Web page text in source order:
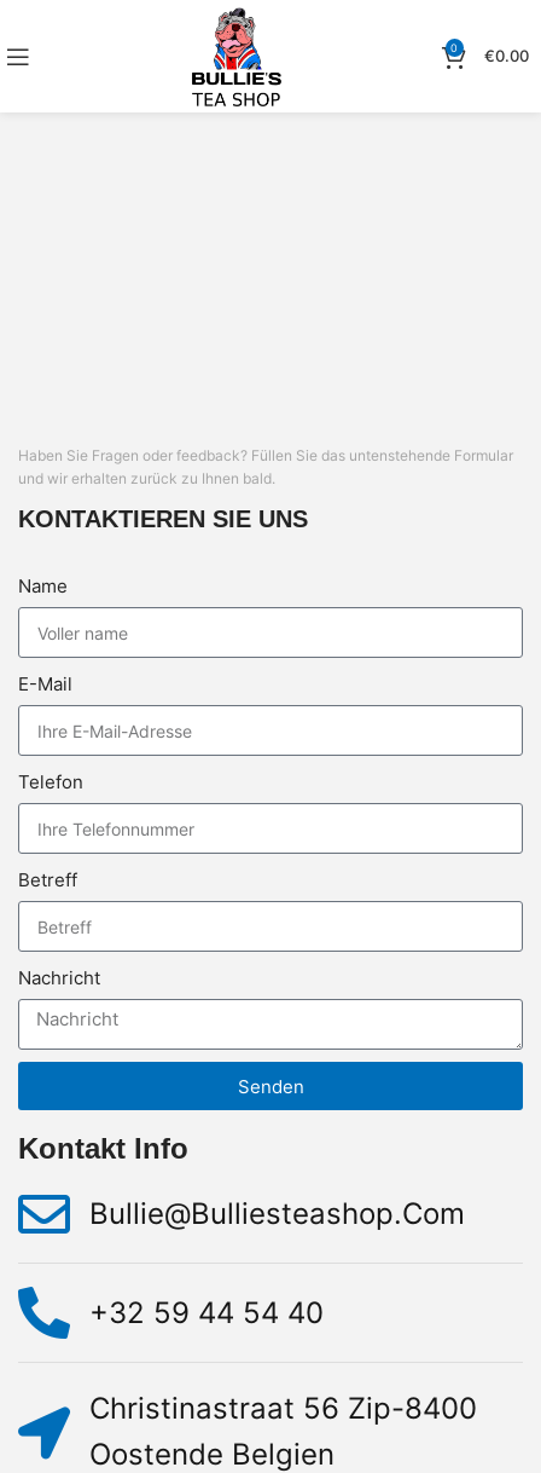
0 €0.00
Haben Sie Fragen oder feedback? Füllen Sie das untenstehende Formular
und wir erhalten zurück zu Ihnen bald.
KONTAKTIEREN SIE UNS
Name
E-Mail
Telefon
Betreff
Nachricht
Senden
Kontakt Info
Bullie@bulliesteashop.com
+32 59 44 54 40
Christinastraat 56 Zip-8400
Oostende Belgien